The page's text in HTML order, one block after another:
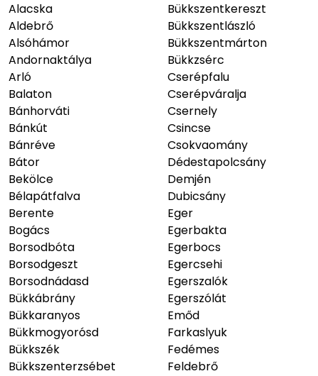
Alacska
Aldebrő
Alsóhámor
Andornaktálya
Arló
Balaton
Bánhorváti
Bánkút
Bánréve
Bátor
Bekölce
Bélapátfalva
Berente
Bogács
Borsodbóta
Borsodgeszt
Borsodnádasd
Bükkábrány
Bükkaranyos
Bükkmogyorósd
Bükkszék
Bükkszenterzsébet
Bükkszentkereszt
Bükkszentlászló
Bükkszentmárton
Bükkzsérc
Cserépfalu
Cserépváralja
Csernely
Csincse
Csokvaomány
Dédestapolcsány
Demjén
Dubicsány
Eger
Egerbakta
Egerbocs
Egercsehi
Egerszalók
Egerszólát
Emőd
Farkaslyuk
Fedémes
Feldebrő